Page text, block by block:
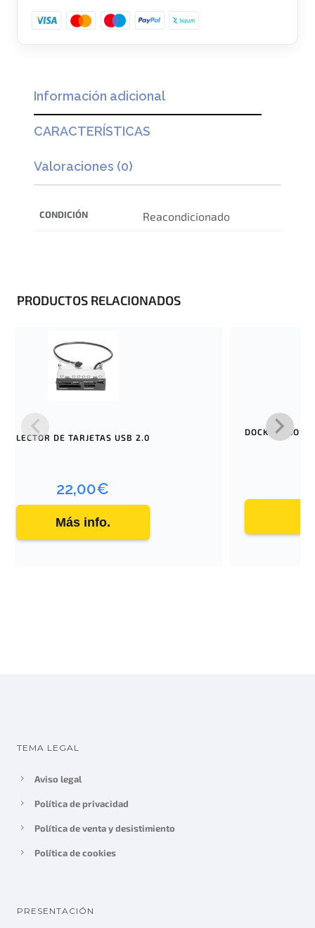
Información adicional
CARACTERÍSTICAS
Valoraciones (0)
CONDICIÓN Reacondicionado
PRODUCTOS RELACIONADOS
LECTOR DE TARJETAS USB 2.0
22,00€
Más info.
DOCKSTATION
TEMA LEGAL
Aviso legal
Política de privacidad
Política de venta y desistimiento
Política de cookies
PRESENTACIÓN